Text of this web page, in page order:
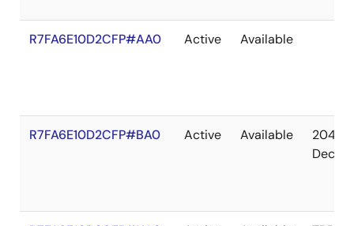
R7FA6E10D2CFP#AA0 Active Available
R7FA6E10D2CFP#BA0 Active Available
2041
Dec